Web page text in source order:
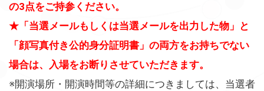
の3点をご持参ください。
★「当選メールもしくは当選メールを出力した物」と
「顔写真付き公的身分証明書」の両方をお持ちでない
場合は、入場をお断りさせていただきます。
※開演場所・開演時間等の詳細につきましては、当選者